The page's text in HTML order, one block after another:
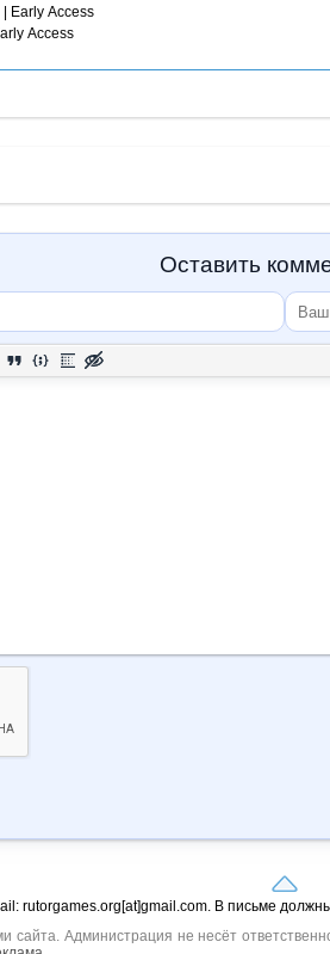
Early Access
Access
Оставить
rutorgames.org[at]gmail.com. В письме
Администрация не несёт